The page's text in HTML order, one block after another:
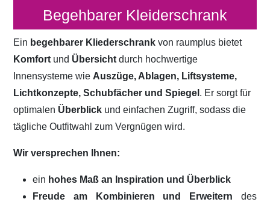
Begehbarer Kleiderschrank
Ein begehbarer Kliederschrankvon raumplus bietet
Komfort und Übersicht durch hochwertige
Innensysteme wie Auszüge, Ablagen, Liftsysteme,
Lichtkonzepte, Schubfächer und Spiegel . Er sorgt für
optimalen Überblick und einfachen Zugriff, sodass die
tägliche Outfitwahl zum Vergnügen wird.
Wir versprechen Ihnen:
ein hohes Maß an Inspiration und Überblick
Freude am Kombinieren und Erweitern des